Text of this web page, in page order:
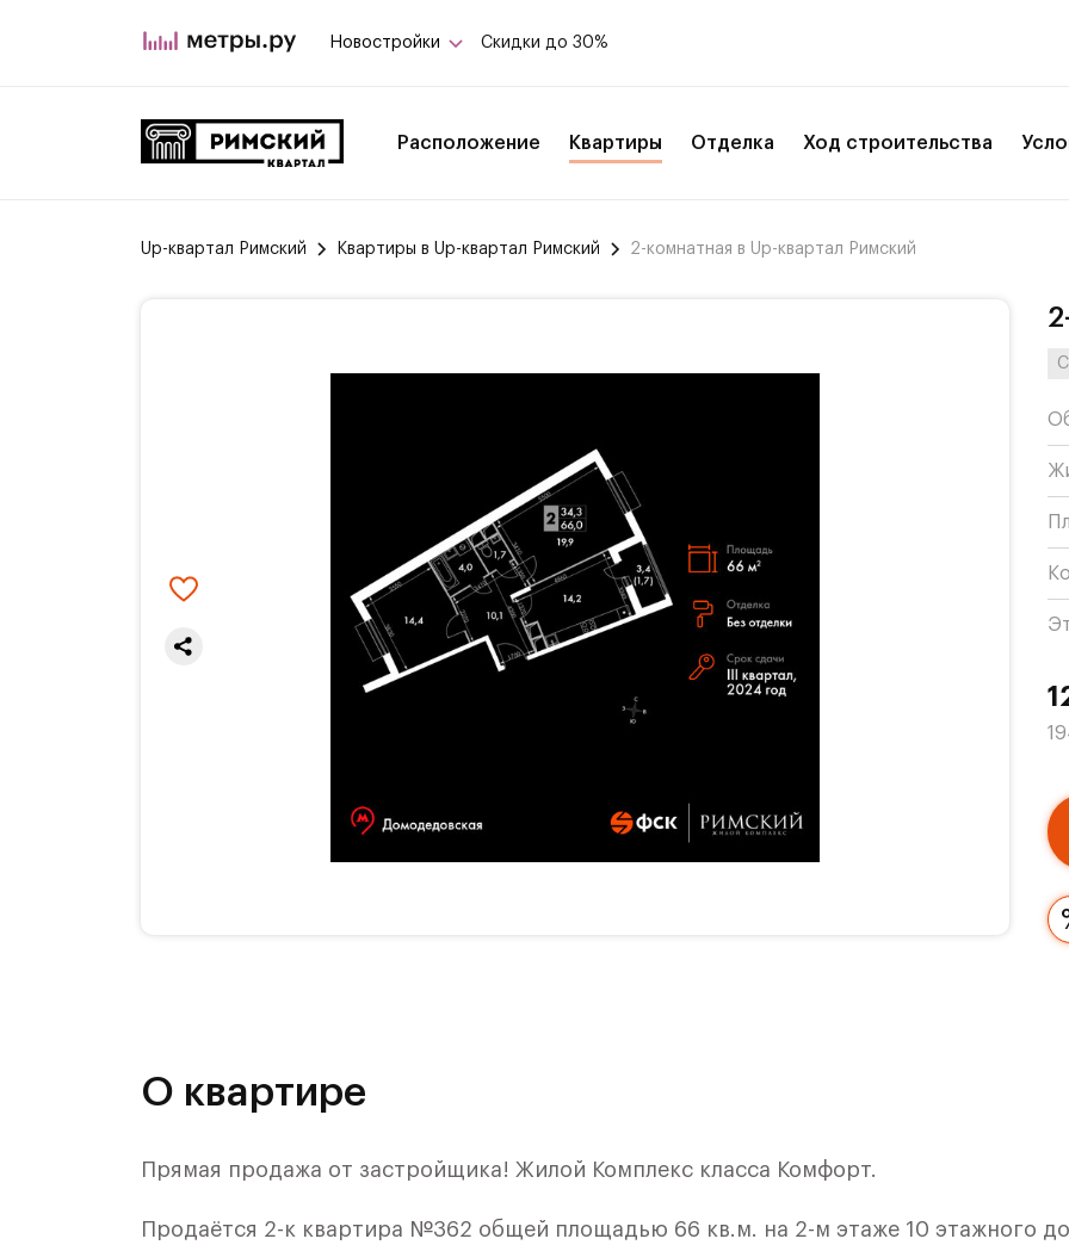
Новостройки Скидки до 30%
Расположение Квартиры Отделка Ход строительства
Up-квартал Римский Квартиры в Up-квартал Римский 2-комнатная в Up-квартал Римский
О квартире
Прямая продажа от застройщика! Жилой Комплекс класса Комфорт.
Продаётся 2-к квартира №362 общей площадью 66 кв.м. на 2-м этаже 10 этажного